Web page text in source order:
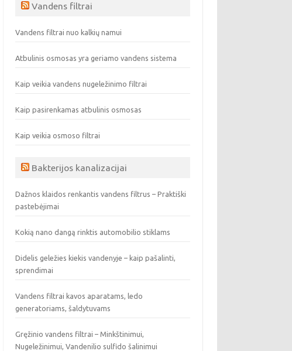
Vandens filtrai
Vandens filtrai nuo kalkių namui
Atbulinis osmosas yra geriamo vandens sistema
Kaip veikia vandens nugeležinimo filtrai
Kaip pasirenkamas atbulinis osmosas
Kaip veikia osmoso filtrai
Bakterijos kanalizacijai
Dažnos klaidos renkantis vandens filtrus – Praktiški
pastebėjimai
Kokią nano dangą rinktis automobilio stiklams
Didelis geležies kiekis vandenyje – kaip pašalinti,
sprendimai
Vandens filtrai kavos aparatams, ledo
generatoriams, šaldytuvams
Gręžinio vandens filtrai – Minkštinimui,
Nugeležinimui, Vandenilio sulfido šalinimui